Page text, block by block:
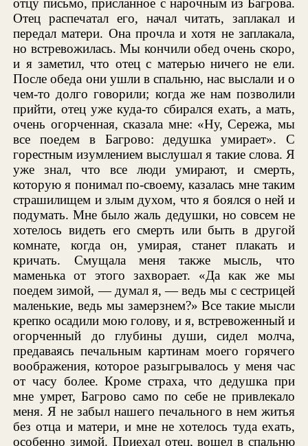
отцу письмо, присланное с нарочным из Багрова.
Отец распечатал его, начал читать, заплакал и
передал матери. Она прочла и хотя не заплакала,
но встревожилась. Мы кончили обед очень скоро,
и я заметил, что отец с матерью ничего не ели.
После обеда они ушли в спальню, нас выслали и о
чем-то долго говорили; когда же нам позволили
прийти, отец уже куда-то сбирался ехать, а мать,
очень огорченная, сказала мне: «Ну, Сережа, мы
все поедем в Багрово: дедушка умирает». С
горестным изумлением выслушал я такие слова. Я
уже знал, что все люди умирают, и смерть,
которую я понимал по-своему, казалась мне таким
страшилищем и злым духом, что я боялся о ней и
подумать. Мне было жаль дедушки, но совсем не
хотелось видеть его смерть или быть в другой
комнате, когда он, умирая, станет плакать и
кричать. Смущала меня также мысль, что
маменька от этого захворает. «Да как же мы
поедем зимой, — думал я, — ведь мы с сестрицей
маленькие, ведь мы замерзнем?» Все такие мысли
крепко осадили мою голову, и я, встревоженный и
огорченный до глубины души, сидел молча,
предаваясь печальным картинам моего горячего
воображения, которое разыгрывалось у меня час
от часу более. Кроме страха, что дедушка при
мне умрет, Багрово само по себе не привлекало
меня. Я не забыл нашего печального в нем житья
без отца и матери, и мне не хотелось туда ехать,
особенно зимой. Приехал отец, вошел в спальню